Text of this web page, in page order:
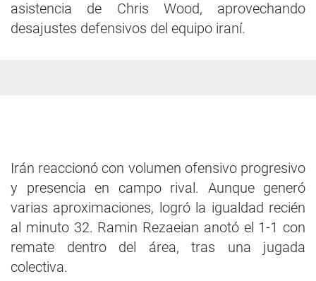
asistencia de Chris Wood, aprovechando
desajustes defensivos del equipo iraní.
Irán reaccionó con volumen ofensivo progresivo
y presencia en campo rival. Aunque generó
varias aproximaciones, logró la igualdad recién
al minuto 32. Ramin Rezaeian anotó el 1-1 con
remate dentro del área, tras una jugada
colectiva.